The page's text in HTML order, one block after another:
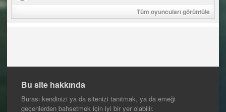
Tüm oyuncuları görüntüle
Bu site hakkında
Burası kendinizi ya da sitenizi tanıtmak, ya da emeği
geçenlerden bahsetmek için iyi bir yer olabilir.